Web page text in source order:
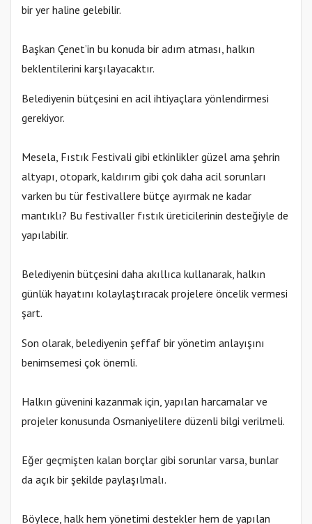
bir yer haline gelebilir.
Başkan Çenet’in bu konuda bir adım atması, halkın
beklentilerini karşılayacaktır.
Belediyenin bütçesini en acil ihtiyaçlara yönlendirmesi
gerekiyor.
Mesela, Fıstık Festivali gibi etkinlikler güzel ama şehrin
altyapı, otopark, kaldırım gibi çok daha acil sorunları
varken bu tür festivallere bütçe ayırmak ne kadar
mantıklı? Bu festivaller fıstık üreticilerinin desteğiyle de
yapılabilir.
Belediyenin bütçesini daha akıllıca kullanarak, halkın
günlük hayatını kolaylaştıracak projelere öncelik vermesi
şart.
Son olarak, belediyenin şeffaf bir yönetim anlayışını
benimsemesi çok önemli.
Halkın güvenini kazanmak için, yapılan harcamalar ve
projeler konusunda Osmaniyelilere düzenli bilgi verilmeli.
Eğer geçmişten kalan borçlar gibi sorunlar varsa, bunlar
da açık bir şekilde paylaşılmalı.
Böylece, halk hem yönetimi destekler hem de yapılan